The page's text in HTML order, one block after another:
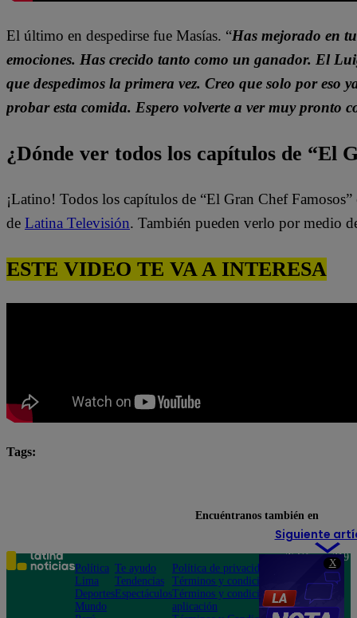
X
El último en despedirse fue Masías. “Has mejorado en
emociones. Has crecido tanto como un ganador. El
que despedimos la primera vez. Creo que solo por eso
probar esta comida. Espero volverte a ver muy pronto
¿Dónde ver todos los capítulos de “El
¡Latino! Todos los capítulos de “El Gran Chef
de Latina Televisión. También pueden verlo por medio
ESTE VIDEO TE VA A INTERESA
Tags:
Siguiente
Encuéntranos también en
Política
Lima
Deportes
Mundo
Te ayudo
Tendencias
Espectáculos
Política de privacidad
Términos y condiciones
Términos y condiciones
aplicación
Teléfono: 219
Av. San
Felipe 968
Jesús María